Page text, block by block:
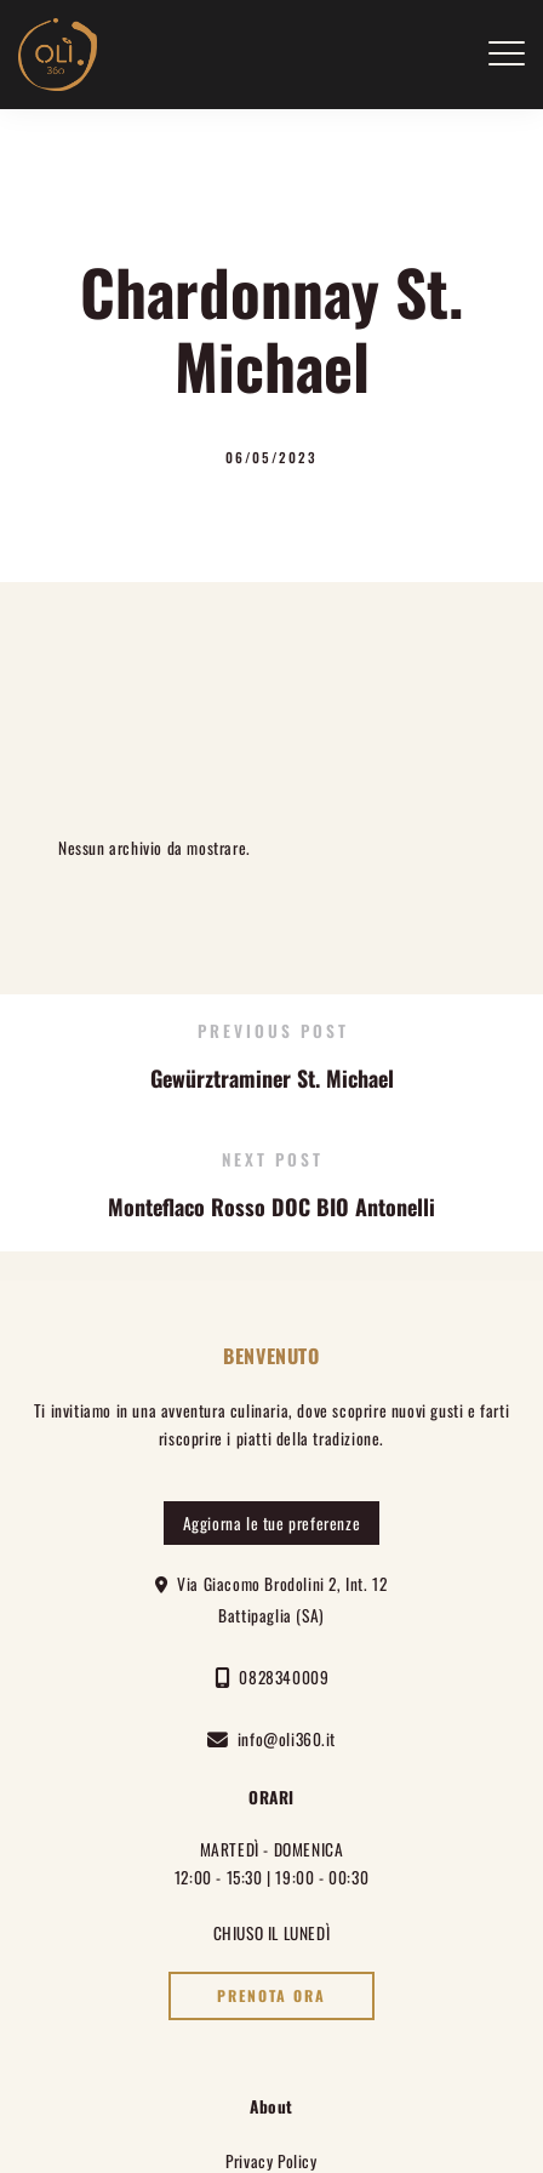
content
Chardonnay St.
Michael
06/05/2023
Nessun archivio da mostrare.
PREVIOUS POST
Gewürztraminer St. Michael
NEXT POST
Monteflaco Rosso DOC BIO Antonelli
BENVENUTO
Ti invitiamo in una avventura culinaria, dove scoprire nuovi gusti e farti
riscoprire i piatti della tradizione.
Aggiorna le tue preferenze
Via Giacomo Brodolini 2, Int. 12
Battipaglia (SA)
0828340009
info@oli360.it
ORARI
MARTEDÌ - DOMENICA
12:00 - 15:30 | 19:00 - 00:30
CHIUSO IL LUNEDÌ
PRENOTA ORA
About
Privacy Policy